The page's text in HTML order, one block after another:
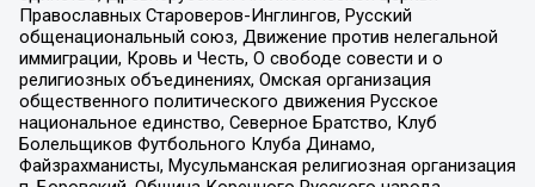
Православных Староверов-Инглингов, Русский
общенациональный союз, Движение против нелегальной
иммиграции, Кровь и Честь, О свободе совести и о
религиозных объединениях, Омская организация
общественного политического движения Русское
национальное единство, Северное Братство, Клуб
Болельщиков Футбольного Клуба Динамо,
Файзрахманисты, Мусульманская религиозная организация